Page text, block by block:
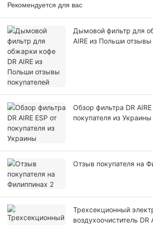
Рекомендуется для вас
Дымовой фильтр для
AIRE из Польши отзывы
Обзор фильтра DR AIRE
покупателя из Украины
Отзыв покупателя на
Трехсекционный
воздухоочиститель DR